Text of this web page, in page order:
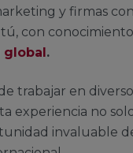
y firmas
con
.
trabajar en
experiencia no
invaluable